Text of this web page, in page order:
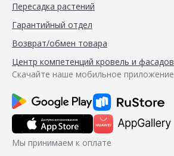
Пересадка растений
Гарантийный отдел
Возврат/обмен товара
Центр компетенций кровель и фасадов
Скачайте наше мобильное приложение
Мы принимаем к оплате